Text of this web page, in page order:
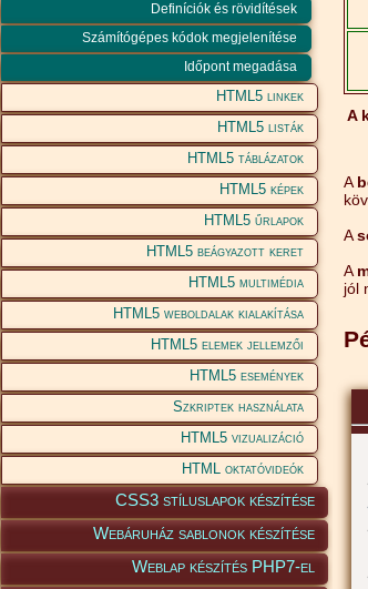
Definíciók és rövidítések
Számítógépes kódok megjelenítése
Időpont megadása
HTML5 linkek
HTML5 listák
HTML5 táblázatok
HTML5 képek
HTML5 űrlapok
HTML5 beágyazott keret
HTML5 multimédia
HTML5 weboldalak kialakítása
HTML5 elemek jellemzői
HTML5 események
Szkriptek használata
HTML5 vizualizáció
HTML oktatóvideók
CSS3 stíluslapok készítése
Webáruház sablonok készítése
Weblap készítés PHP7-el
A
A
A
A
jól